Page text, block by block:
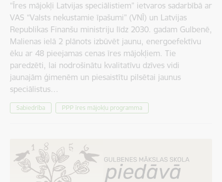
“Īres mājokļi Latvijas speciālistiem” ietvaros sadarbībā ar
VAS “Valsts nekustamie īpašumi” (VNĪ) un Latvijas
Republikas Finanšu ministriju līdz 2030. gadam Gulbenē,
Malienas ielā 2 plānots izbūvēt jaunu, energoefektīvu
ēku ar 48 pieejamas cenas īres mājokļiem. Tie
paredzēti, lai nodrošinātu kvalitatīvu dzīves vidi
jaunajām ģimenēm un piesaistītu pilsētai jaunus
speciālistus…
Sabiedrība PPP īres mājokļu programma